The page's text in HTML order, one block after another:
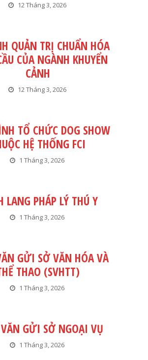
12 Tháng 3, 2026
QUẢN TRỊ CHUẨN HÓA
CỦA NGÀNH KHUYỂN
CẢNH
12 Tháng 3, 2026
TỔ CHỨC DOG SHOW
HỆ THỐNG FCI
1 Tháng 3, 2026
LANG PHÁP LÝ THÚ Y
1 Tháng 3, 2026
GỬI SỞ VĂN HÓA VÀ
THAO (SVHTT)
1 Tháng 3, 2026
GỬI SỞ NGOẠI VỤ
1 Tháng 3, 2026